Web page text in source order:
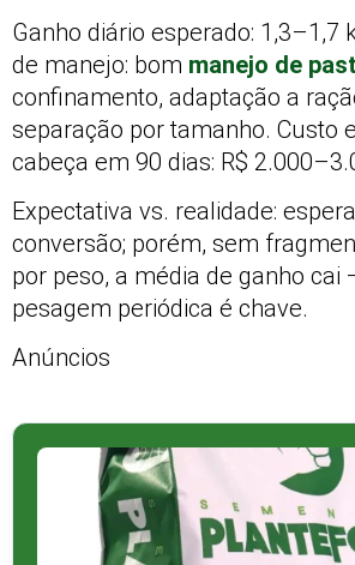
Ganho diário esperado: 1,3–1,7
de manejo: bom manejo de
confinamento, adaptação a
separação por tamanho. Custo
cabeça em 90 dias: R$
Expectativa vs. realidade:
conversão; porém, sem
por peso, a média de ganho cai
pesagem periódica é chave.
Anúncios